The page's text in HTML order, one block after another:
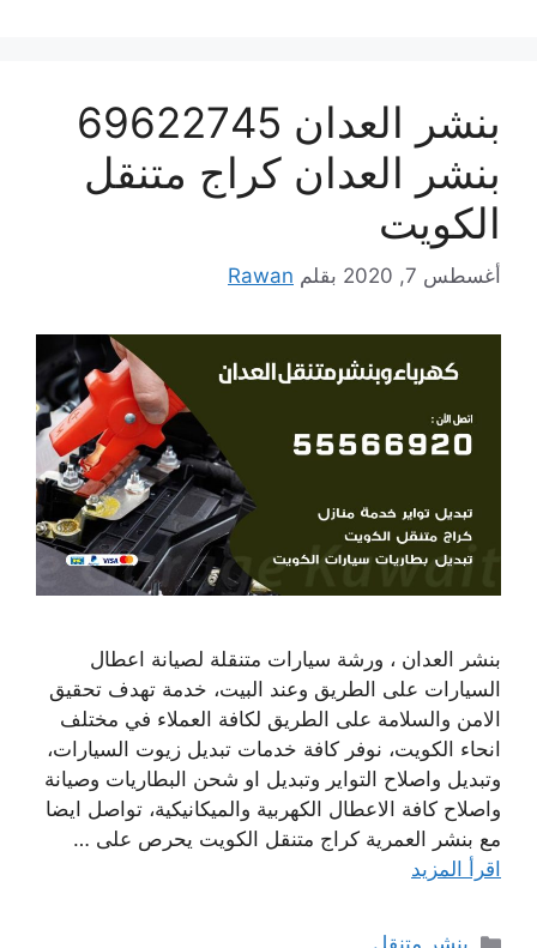
بنشر العدان 69622745
بنشر العدان كراج متنقل
الكويت
أغسطس 7, 2020 بقلم Rawan
بنشر العدان ، ورشة سيارات متنقلة لصيانة اعطال
السيارات على الطريق وعند البيت، خدمة تهدف تحقيق
الامن والسلامة على الطريق لكافة العملاء في مختلف
انحاء الكويت، نوفر كافة خدمات تبديل زيوت السيارات،
وتبديل واصلاح التواير وتبديل او شحن البطاريات وصيانة
واصلاح كافة الاعطال الكهربية والميكانيكية، تواصل ايضا
مع بنشر العمرية كراج متنقل الكويت يحرص على …
اقرأ المزيد
التصنيفات